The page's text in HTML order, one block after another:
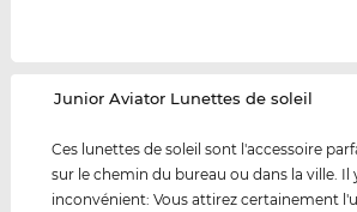
‌Junior Aviator Lunettes de soleil
Ces lunettes de soleil sont l'accessoire
sur le chemin du bureau ou dans la ville. Il
inconvénient: Vous attirez certainement